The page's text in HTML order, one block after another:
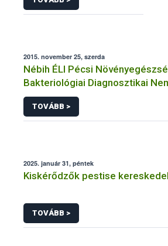
2015. november 25, szerda
Nébih ÉLI Pécsi
Bakteriológiai Diagnosztikai
Laboratórium
TOVÁBB >
2025. január 31, péntek
Kiskérődzők pestise
TOVÁBB >